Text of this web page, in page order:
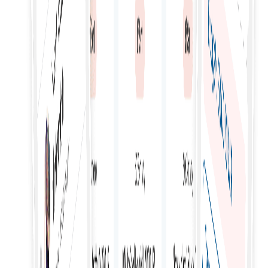
Всесторонняя поддержка в чате
Получите полную поддержку по всем аспектам найма,
управления и оценки внештатных сотрудников для
обеспечения успешных результатов.
Управление бюджетом
Эффективно управляйте бюджетом, устанавливая
тарифы, отслеживая расходы и контролируя затраты,
связанные с наймом внештатных сотрудников.